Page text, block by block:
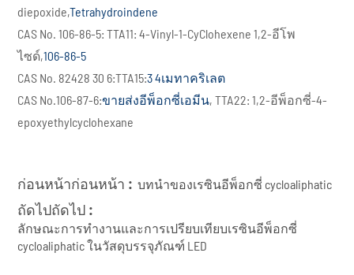
diepoxide,Tetrahydroindene
CAS No. 106-86-5: TTA11: 4-Vinyl-1-CyClohexene 1,2-อีโพ
ไซด์,106-86-5
CAS No. 82428 30 6:TTA15:3 4เมทาคริเลต
CAS No.106-87-6:ขายส่งอีพ็อกซี่เอมีน, TTA22: 1,2-อีพ็อกซี่-4-
epoxyethylcyclohexane
ก่อนหน้าก่อนหน้า : บทนำของเรซินอีพ็อกซี่ cycloaliphatic
ถัดไปถัดไป :
ลักษณะการทำงานและการเปรียบเทียบเรซินอีพ็อกซี่
cycloaliphatic ในวัสดุบรรจุภัณฑ์ LED